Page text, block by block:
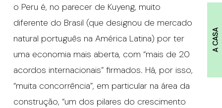
A CASA
o Peru é, no parecer de Kuyeng, muito
diferente do Brasil (que designou de mercado
natural português na América Latina) por ter
uma economia mais aberta, com “mais de 20
acordos internacionais” firmados. Há, por isso,
“muita concorrência”, em particular na área da
construção, “um dos pilares do crescimento